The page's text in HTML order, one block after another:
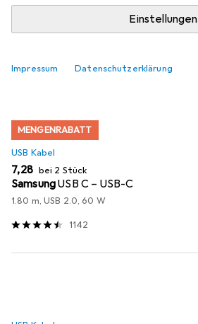
Einstellungen
Impressum Datenschutzerklärung
Produktliste
MENGENRABATT
USB Kabel
EUR
7,28 bei 2 Stück
SamsungUSB C – USB-C
1.80 m, USB 2.0, 60 W
1142